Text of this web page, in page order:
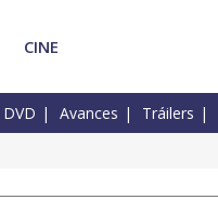
CINE
DVD Avances Tráilers